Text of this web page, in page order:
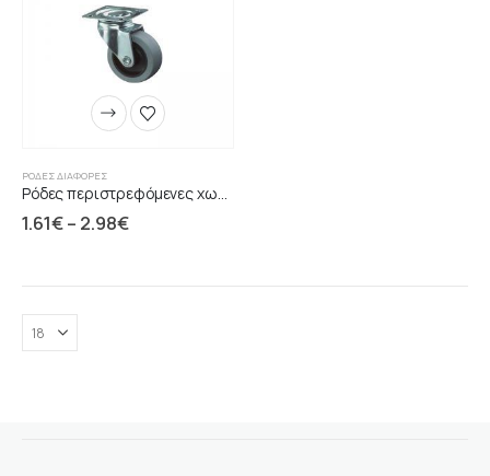
ΡΌΔΕΣ ΔΙΆΦΟΡΕΣ
1.61€– 2.98€